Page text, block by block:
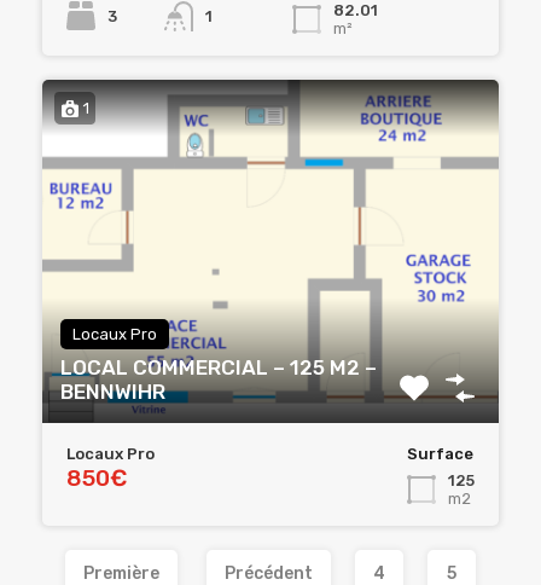
3
1
82.01
m²
1
Locaux Pro
LOCAL COMMERCIAL – 125 M2 –
BENNWIHR
Locaux Pro
850€
Surface
125
m2
Première Précédent 4 5